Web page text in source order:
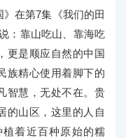
在第7集《我们的田
：靠山吃山、靠海吃
更是顺应自然的中国
族精心使用着脚下的
智慧，无处不在。贵
的山区，这里的人自
着近百种原始的糯